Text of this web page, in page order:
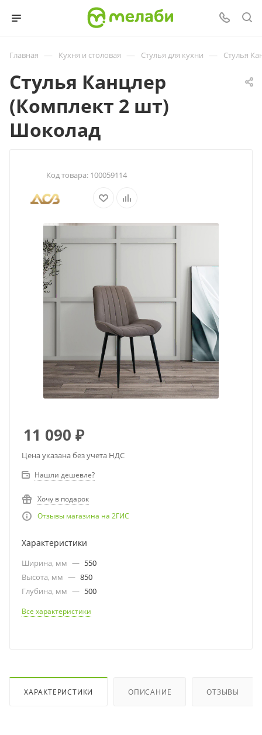
Главная — Кухня и столовая — Стулья для кухни — Стулья
Стулья Канцлер
(Комплект 2 шт)
Шоколад
Код товара: 100059114
11 090 ₽
Цена указана без учета НДС
Нашли дешевле?
Хочу в подарок
Отзывы магазина на 2ГИС
Характеристики
Ширина, мм — 550
Высота, мм — 850
Глубина, мм — 500
Все характеристики
ХАРАКТЕРИСТИКИ ОПИСАНИЕ ОТЗЫВЫ